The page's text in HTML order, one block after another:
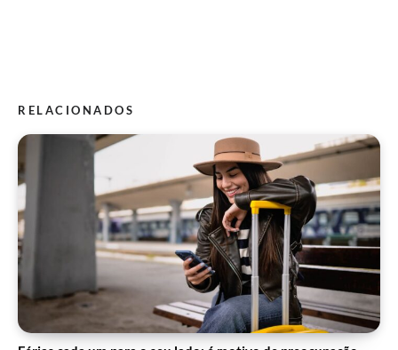
RELACIONADOS